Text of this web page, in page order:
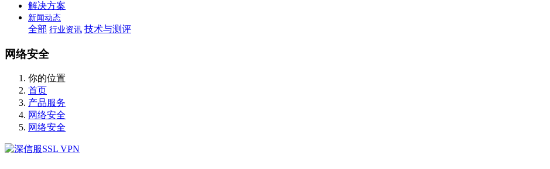
解决方案
新闻动态
全部 行业资讯 技术与测评
网络安全
你的位置
首页
产品服务
网络安全
网络安全